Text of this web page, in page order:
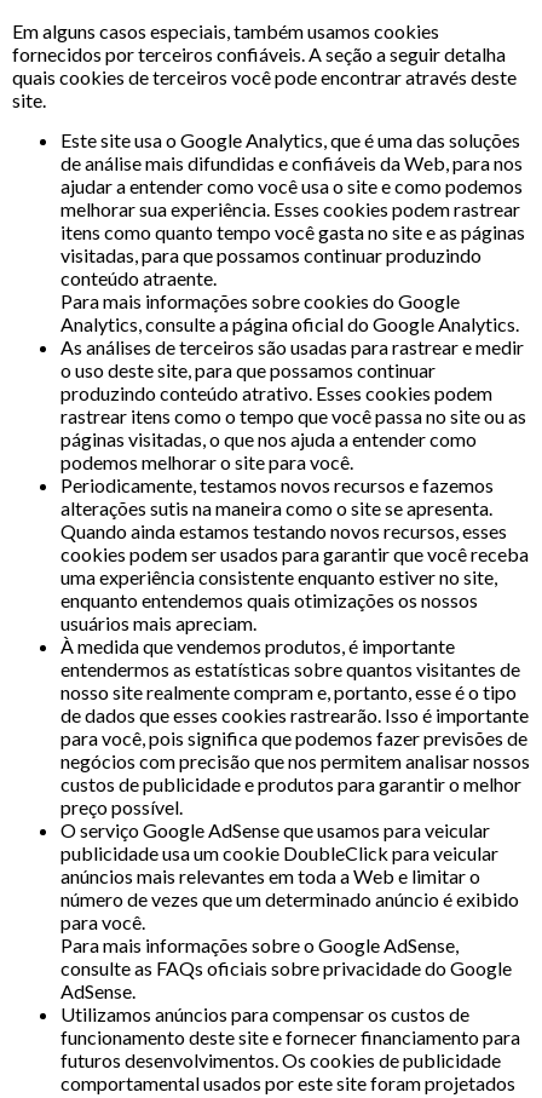
Em alguns casos especiais, também usamos cookies
fornecidos por terceiros confiáveis. A seção a seguir detalha
quais cookies de terceiros você pode encontrar através deste
site.
Este site usa o Google Analytics, que é uma das soluções
de análise mais difundidas e confiáveis ​​da Web, para nos
ajudar a entender como você usa o site e como podemos
melhorar sua experiência. Esses cookies podem rastrear
itens como quanto tempo você gasta no site e as páginas
visitadas, para que possamos continuar produzindo
conteúdo atraente.
Para mais informações sobre cookies do Google
Analytics, consulte a página oficial do Google Analytics.
As análises de terceiros são usadas para rastrear e medir
o uso deste site, para que possamos continuar
produzindo conteúdo atrativo. Esses cookies podem
rastrear itens como o tempo que você passa no site ou as
páginas visitadas, o que nos ajuda a entender como
podemos melhorar o site para você.
Periodicamente, testamos novos recursos e fazemos
alterações sutis na maneira como o site se apresenta.
Quando ainda estamos testando novos recursos, esses
cookies podem ser usados ​​para garantir que você receba
uma experiência consistente enquanto estiver no site,
enquanto entendemos quais otimizações os nossos
usuários mais apreciam.
À medida que vendemos produtos, é importante
entendermos as estatísticas sobre quantos visitantes de
nosso site realmente compram e, portanto, esse é o tipo
de dados que esses cookies rastrearão. Isso é importante
para você, pois significa que podemos fazer previsões de
negócios com precisão que nos permitem analisar nossos
custos de publicidade e produtos para garantir o melhor
preço possível.
O serviço Google AdSense que usamos para veicular
publicidade usa um cookie DoubleClick para veicular
anúncios mais relevantes em toda a Web e limitar o
número de vezes que um determinado anúncio é exibido
para você.
Para mais informações sobre o Google AdSense,
consulte as FAQs oficiais sobre privacidade do Google
AdSense.
Utilizamos anúncios para compensar os custos de
funcionamento deste site e fornecer financiamento para
futuros desenvolvimentos. Os cookies de publicidade
comportamental usados ​​por este site foram projetados